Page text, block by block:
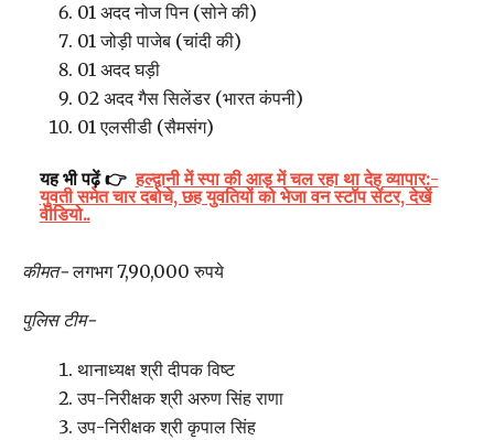
01 अदद नोज पिन (सोने की)
01 जोड़ी पाजेब (चांदी की)
01 अदद घड़ी
02 अदद गैस सिलेंडर (भारत कंपनी)
01 एलसीडी (सैमसंग)
यह भी पढ़ें 👉 हल्द्वानी में स्पा की आड़ में चल रहा था देह व्यापार:-
युवती समेत चार दबोचे, छह युवतियों को भेजा वन स्टॉप सेंटर, देखें
वीडियो..
कीमत-लगभग 7,90,000 रुपये
पुलिस टीम-
थानाध्यक्ष श्री दीपक विष्ट
उप-निरीक्षक श्री अरुण सिंह राणा
उप-निरीक्षक श्री कृपाल सिंह